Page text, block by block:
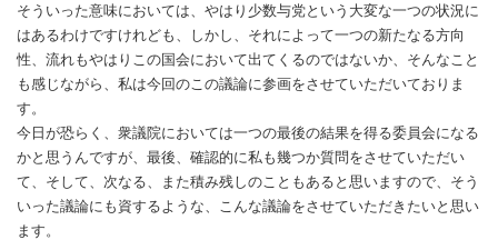
そういった意味においては、やはり少数与党という大変な一つの状況に
はあるわけですけれども、しかし、それによって一つの新たなる方向
性、流れもやはりこの国会において出てくるのではないか、そんなこと
も感じながら、私は今回のこの議論に参画をさせていただいておりま
す。
今日が恐らく、衆議院においては一つの最後の結果を得る委員会になる
かと思うんですが、最後、確認的に私も幾つか質問をさせていただい
て、そして、次なる、また積み残しのこともあると思いますので、そう
いった議論にも資するような、こんな議論をさせていただきたいと思い
ます。